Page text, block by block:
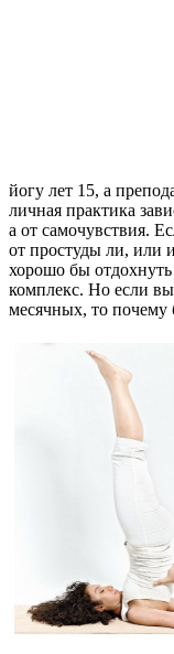
йогу лет 15, а
личная практика
а от самочувствия.
от простуды ли, или
хорошо бы
комплекс. Но если вы
месячных, то почему